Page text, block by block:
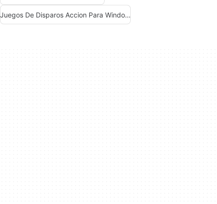
Juegos De Disparos Accion Para Windows 7